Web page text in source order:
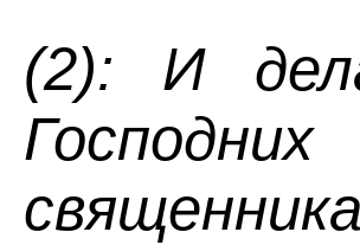
(2): И
священника